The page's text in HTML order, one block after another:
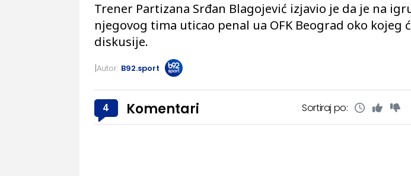
Trener Partizana Srđan Blagojević izjavio je da je na
njegovog tima uticao penal ua OFK Beograd oko kojeg
diskusije.
Autor: B92.sport
4 Komentari Sortiraj po: